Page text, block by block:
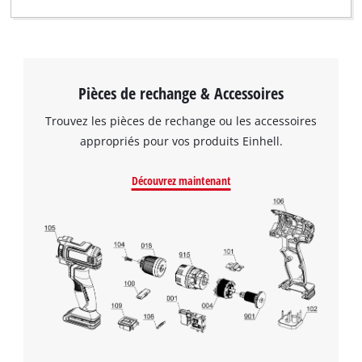
Pièces de rechange & Accessoires
Trouvez les pièces de rechange ou les accessoires
appropriés pour vos produits Einhell.
Découvrez maintenant